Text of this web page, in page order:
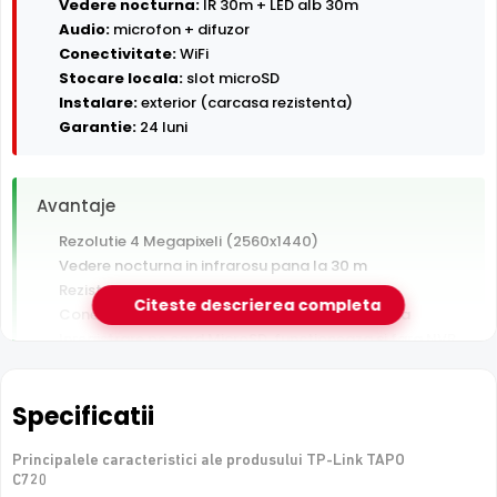
Vedere nocturna: IR 30m + LED alb 30m
Audio: microfon + difuzor
Conectivitate:WiFi
Stocare locala: slot microSD
Instalare:exterior (carcasa rezistenta)
Garantie: 24 luni
Avantaje
Rezolutie 4 Megapixeli (2560x1440)
Vedere nocturna in infrarosu pana la 30 m
Rezistenta la exterior — ploaie, praf si inghet
Conectare Wi-Fi — instalare fara cablu de retea
Inregistrare pe card MicroSD, functioneaza si fara NVR
Citeste descrierea completa
Specificatii
Principalele caracteristici ale produsului TP-Link TAPO
C720